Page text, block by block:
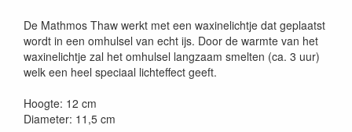
De Mathmos Thaw werkt met een waxinelichtje dat geplaatst
wordt in een omhulsel van echt ijs. Door de warmte van het
waxinelichtje zal het omhulsel langzaam smelten (ca. 3 uur)
welk een heel speciaal lichteffect geeft.
Hoogte: 12 cm
Diameter: 11,5 cm